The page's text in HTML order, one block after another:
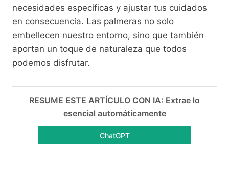
necesidades específicas y ajustar tus cuidados
en consecuencia. Las palmeras no solo
embellecen nuestro entorno, sino que también
aportan un toque de naturaleza que todos
podemos disfrutar.
RESUME ESTE ARTÍCULO CON IA: Extrae lo
esencial automáticamente
ChatGPT